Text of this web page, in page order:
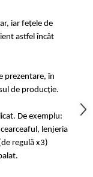
iar fețele de
astfel încât
prezentare, în
de producție.
De exemplu:
lenjeria
regulă x3)